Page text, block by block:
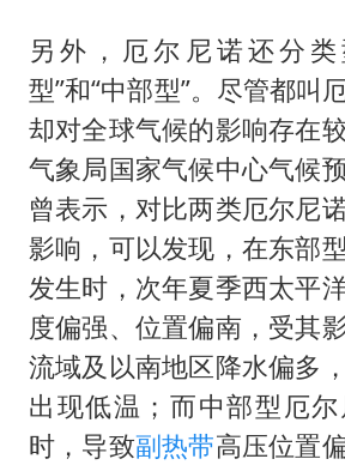
另外，厄尔尼诺还分
型”和“中部型”。尽管都叫
却对全球气候的影响存在
气象局国家气候中心气候
曾表示，对比两类厄尔尼
影响，可以发现，在东部
发生时，次年夏季西太平
度偏强、位置偏南，受其
流域及以南地区降水偏多
出现低温；而中部型厄
时，导致副热带高压位置